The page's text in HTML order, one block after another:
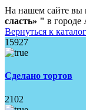
На нашем сайте вы
сласть» " в городе
Вернуться к
15927
Сделано тортов
2102